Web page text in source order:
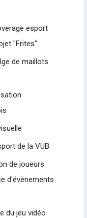
esport
"Frites"
de maillots
de la VUB
de joueurs
d'évènements
du jeu vidéo